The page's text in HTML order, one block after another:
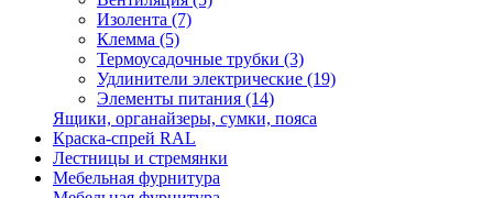
Изолента (7)
Клемма (5)
Термоусадочные трубки (3)
Удлинители электрические (19)
Элементы питания (14)
Ящики, органайзеры, сумки, пояса
Краска-спрей RAL
Лестницы и стремянки
Мебельная фурнитура